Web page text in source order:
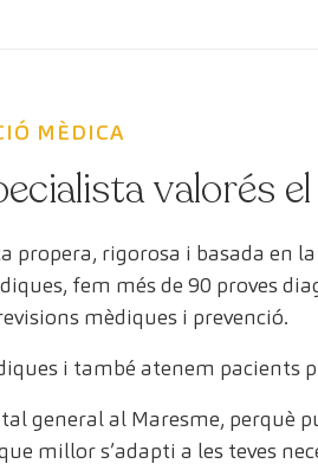
MÈDICA
valorés
propera, rigorosa i basada en
fem més de 90 proves
mèdiques i prevenció.
i també atenem pacients
general al Maresme, perquè
millor s’adapti a les teves